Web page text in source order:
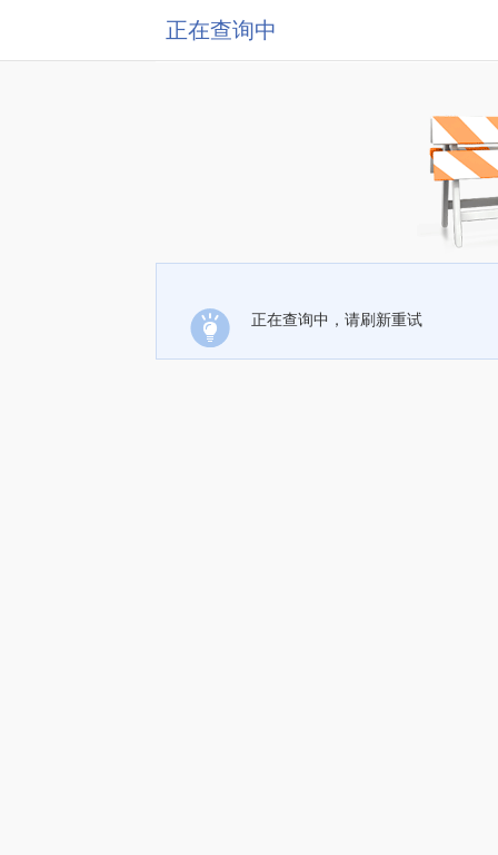
正在查询中
正在查询中，请刷新重试